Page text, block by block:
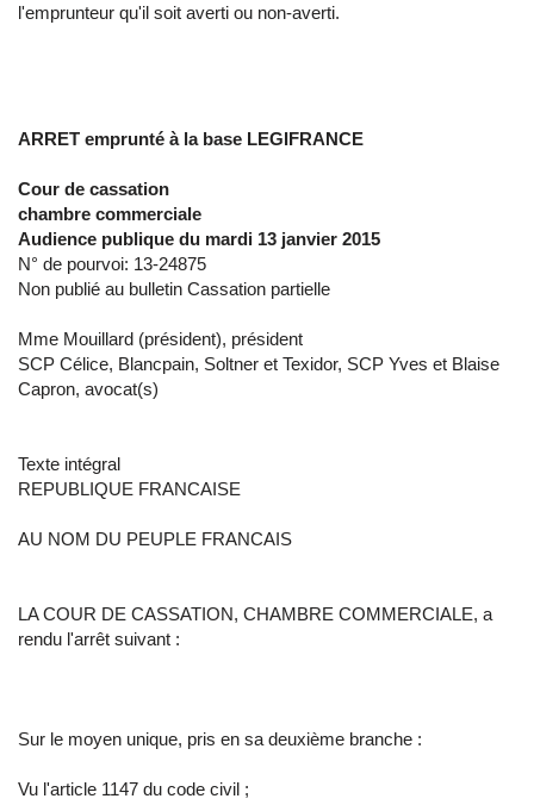
l'emprunteur qu'il soit averti ou non-averti.
ARRET emprunté à la base LEGIFRANCE
Cour de cassation
chambre commerciale
Audience publique du mardi 13 janvier 2015
N° de pourvoi: 13-24875
Non publié au bulletin Cassation partielle
Mme Mouillard (président), président
SCP Célice, Blancpain, Soltner et Texidor, SCP Yves et Blaise
Capron, avocat(s)
Texte intégral
REPUBLIQUE FRANCAISE
AU NOM DU PEUPLE FRANCAIS
LA COUR DE CASSATION, CHAMBRE COMMERCIALE, a
rendu l'arrêt suivant :
Sur le moyen unique, pris en sa deuxième branche :
Vu l'article 1147 du code civil ;